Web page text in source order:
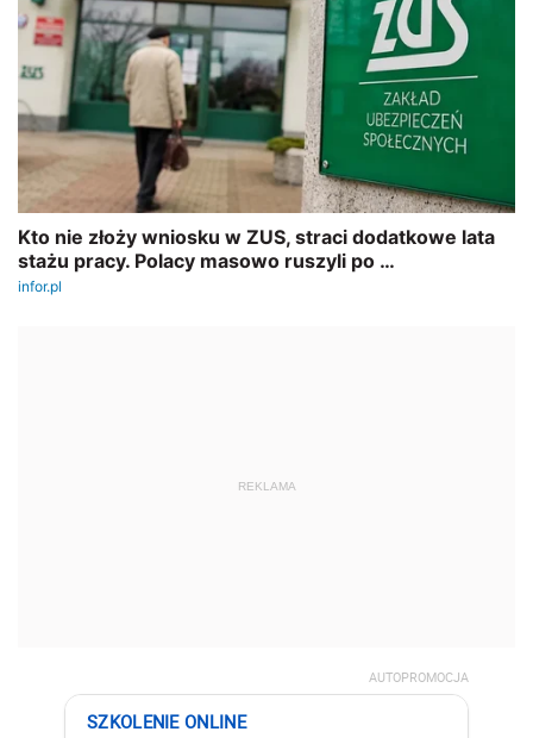
REKLAMA
AUTOPROMOCJA
SZKOLENIE ONLINE